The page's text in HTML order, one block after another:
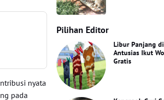
nyata
pada
Pilihan Editor
Libur Panjang
Antusias Ikut
Gratis